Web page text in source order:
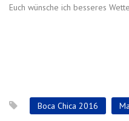
Euch wünsche ich besseres
Boca Chica 2016